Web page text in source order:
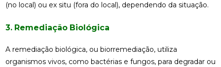
(no local) ou ex situ (fora do local), dependendo da situação.
3. Remediação Biológica
A remediação biológica, ou biorremediação, utiliza
organismos vivos, como bactérias e fungos, para degradar ou